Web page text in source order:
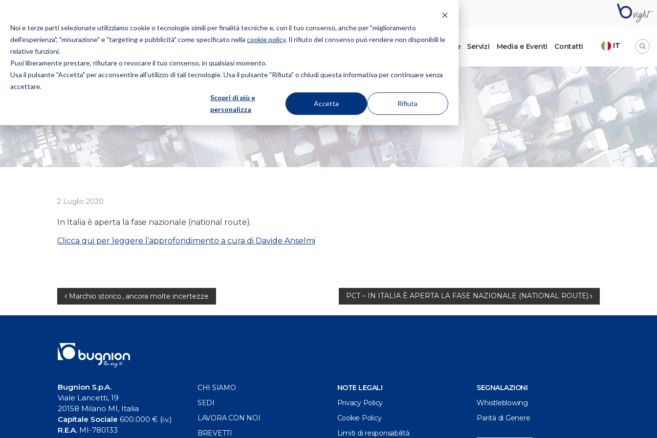
Noi e terze parti selezionate utilizziamo cookie o tecnologie simili per finalità tecniche e, con il tuo consenso, anche per "miglioramento
dell'esperienza", "misurazione" e "targeting e pubblicità" come specificato nella cookie policy. Il rifiuto del consenso può rendere non disponibili le
relative funzioni.
Puoi liberamente prestare, rifiutare o revocare il tuo consenso, in qualsiasi momento.
Usa il pulsante "Accetta" per acconsentire all'utilizzo di tali tecnologie. Usa il pulsante "Rifiuta" o chiudi questa informativa per continuare senza
accettare.
Scopri di più e
personalizza
Accetta Rifiuta
Bugnion
The
Diritto d’autore Servizi Media e Eventi Contatti IT
2 Luglio 2020
In Italia è aperta la fase nazionale (national route).
Clicca qui per leggere l’approfondimento a cura di Davide Anselmi
Navigazione
articoli
Marchio storico…ancora molte incertezze PCT – IN ITALIA È APERTA LA FASE NAZIONALE (NATIONAL ROUTE)
Bugnion S.p.A.
Viale Lancetti, 19
20158 Milano MI, Italia
Capitale Sociale 600.000 € (i.v.)
R.E.A. MI-780133
CHI SIAMO
SEDI
LAVORA CON NOI
BREVETTI
NOTE LEGALI
Privacy Policy
Cookie Policy
Limiti di responsabilità
SEGNALAZIONI
Whistleblowing
Parità di Genere